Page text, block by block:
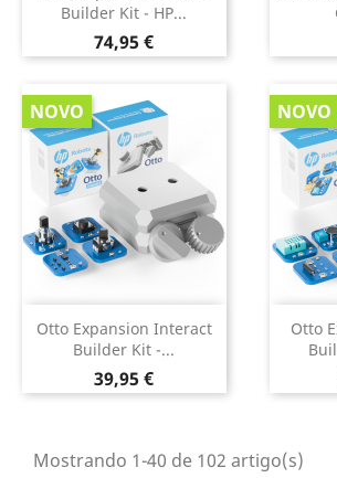
Builder Kit - HP...
Preço
74,95 €
Otto Expansion Interact
Builder Kit -...
Preço
39,95 €
NOVO
Otto
NOVO
Mostrando 1-40 de 102 artigo(s)